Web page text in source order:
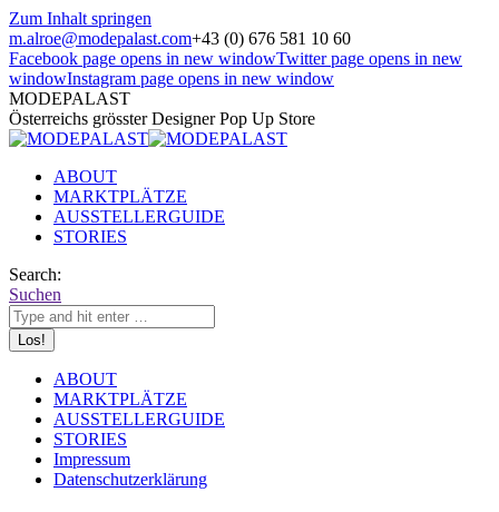
Zum Inhalt springen
m.alroe@modepalast.com+43 (0) 676 581 10 60
Facebook page opens in new windowTwitter page opens in new
windowInstagram page opens in new window
MODEPALAST
Österreichs grösster Designer Pop Up Store
ABOUT
MARKTPLÄTZE
AUSSTELLERGUIDE
STORIES
Search:
Suchen
ABOUT
MARKTPLÄTZE
AUSSTELLERGUIDE
STORIES
Impressum
Datenschutzerklärung